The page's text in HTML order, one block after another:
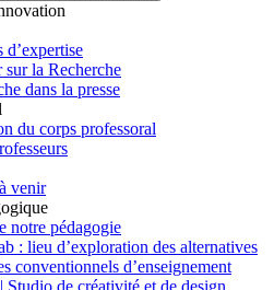
sur la Recherche
dans la presse
du corps professoral
venir
notre pédagogie
: lieu d’exploration des alternatives
conventionnels d’enseignement
Studio de créativité et de design